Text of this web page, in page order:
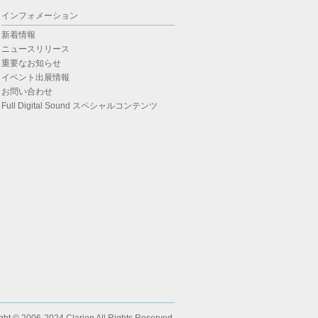
インフォメーション
新着情報
ニュースリリース
重要なお知らせ
イベント出展情報
お問い合わせ
Full Digital Sound スペシャルコンテンツ